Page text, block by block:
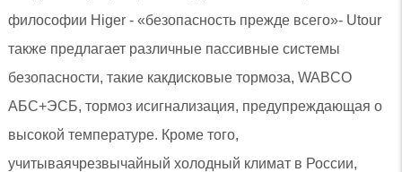
философии Higer - «безопасность прежде всего»- Utour
также предлагает различные пассивные системы
безопасности, такие какдисковые тормоза, WABCO
АБС+ЭСБ, тормоз исигнализация, предупреждающая о
высокой температуре. Кроме того,
учитываячрезвычайный холодный климат в России,